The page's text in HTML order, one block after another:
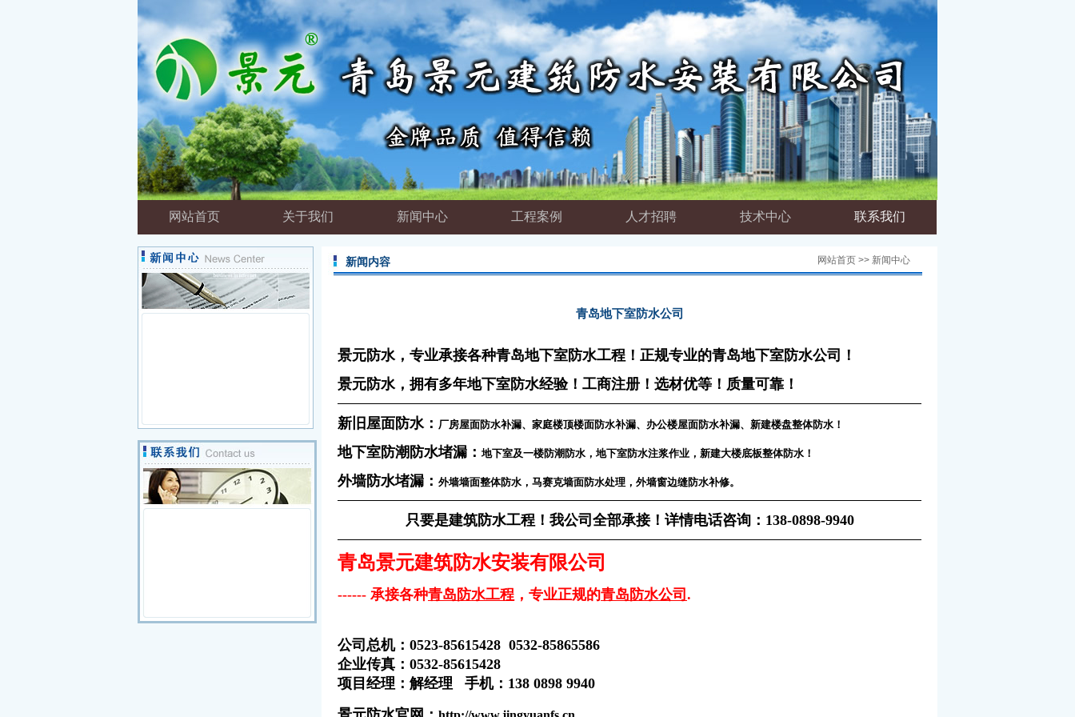
网站首页 关于我们 新闻中心 工程案例 人才招聘 技术中心 联系我们
新闻内容 网站首页 >> 新闻中心
青岛地下室防水公司
景元防水，专业承接各种青岛地下室防水工程！正规专业的青岛地下室防水公司 ！
景元防水，拥有多年地下室防水经验！工商注册！选材优等！质量可靠！
新旧屋面防水： 厂房屋面防水补漏、家庭楼顶楼面防水补漏、办公楼屋面防水补漏、新建楼盘整体防水！
地下室防潮防水堵漏： 地下室及一楼防潮防水，地下室防水注浆作业，新建大楼底板整体防水！
外墙防水堵漏： 外墙墙面整体防水，马赛克墙面防水处理，外墙窗边缝防水补修。
只要是建筑防水工程！我公司全部承接！详情电话咨询：138-0898-9940
青岛景元建筑防水安装有限公司
------ 承接各种青岛防水工程 ，专业正规的青岛防水公司 .
公司总机：0523-85615428 0532-85865586
企业传真：0532-85615428
项目经理：解经理 手机：138 0898 9940